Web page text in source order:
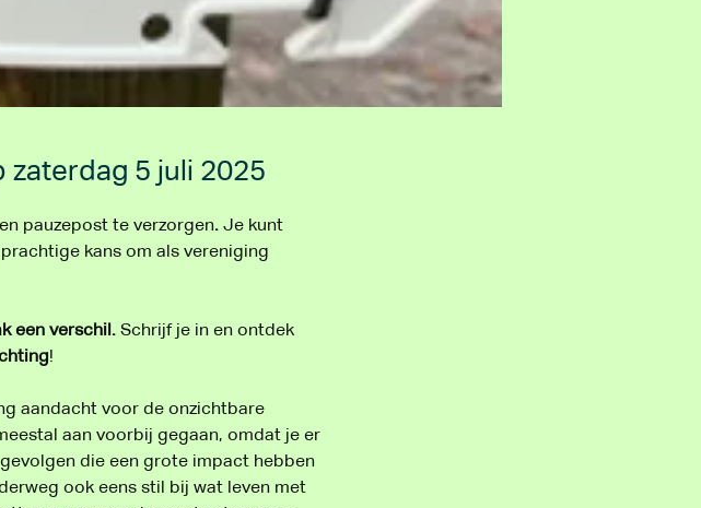
zaterdag 5 juli 2025
pauzepost te verzorgen. ﻿Je kunt
kans om als vereniging
een verschil. Schrijf je in en ontdek
!
aandacht voor de onzichtbare
aan voorbij gegaan, omdat je er
die een grote impact hebben
ook eens stil bij wat leven met